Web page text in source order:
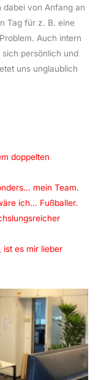
dabei von Anfang an
Tag für z. B. eine
Auch intern
persönlich und
uns unglaublich
doppelten
mein Team.
ich… Fußballer.
es mir lieber